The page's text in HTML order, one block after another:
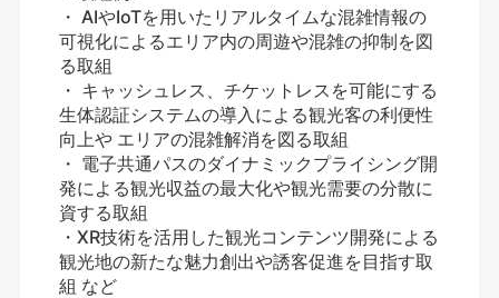
・ AIやIoTを用いたリアルタイムな混雑情報の
可視化によるエリア内の周遊や混雑の抑制を図
る取組
・ キャッシュレス、チケットレスを可能にする
生体認証システムの導入による観光客の利便性
向上や エリアの混雑解消を図る取組
・ 電子共通パスのダイナミックプライシング開
発による観光収益の最大化や観光需要の分散に
資する取組
・XR技術を活用した観光コンテンツ開発による
観光地の新たな魅力創出や誘客促進を目指す取
組 など